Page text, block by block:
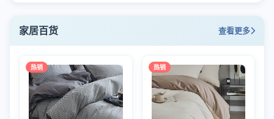
家居百货 查看更多
热销 热销